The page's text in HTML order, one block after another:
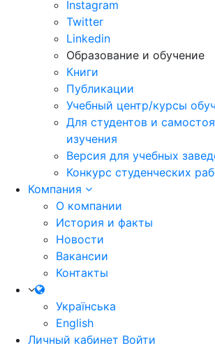
Instagram
Twitter
Linkedin
Образование и обучение
Книги
Публикации
Учебный центр/курсы
Для студентов и
изучения
Версия для учебных
Конкурс студенческих
Компания
О компании
История и факты
Новости
Вакансии
Контакты
Українська
English
Личный кабинет Войти